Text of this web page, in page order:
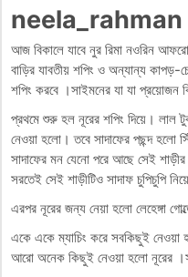
neela_rahman
আজ বিকালে যাবে নুর রিমা নওরিন
বাড়ির যাবতীয় শপিং ও অন্যান্য কাপড়-
শপিং করবে ।সাইমনের যা যা প্রয়োজন
প্রথমে শুরু হল নূরের শপিং দিয়ে। লাল
নেওয়া হলো। তবে সাদাফের পছন্দ হলো
সাদাফের মন যেনো পরে আছে সেই
সরতেই সেই শাড়ীটিও সাদাফ চুপিচুপি
এরপর নূরের জন্য নেয়া হলো লেহেঙ্গা
একে একে ম্যাচিং করে সবকিছুই নেওয়া
আরো অনেক কিছুই নেওয়া হলো নূরের